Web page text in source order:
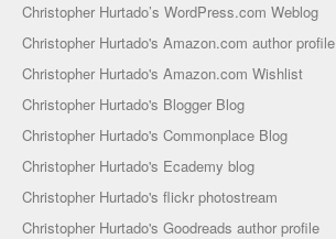
Christopher Hurtado’s WordPress.com Weblog
Christopher Hurtado's Amazon.com author profile
Christopher Hurtado's Amazon.com Wishlist
Christopher Hurtado's Blogger Blog
Christopher Hurtado's Commonplace Blog
Christopher Hurtado's Ecademy blog
Christopher Hurtado's flickr photostream
Christopher Hurtado's Goodreads author profile